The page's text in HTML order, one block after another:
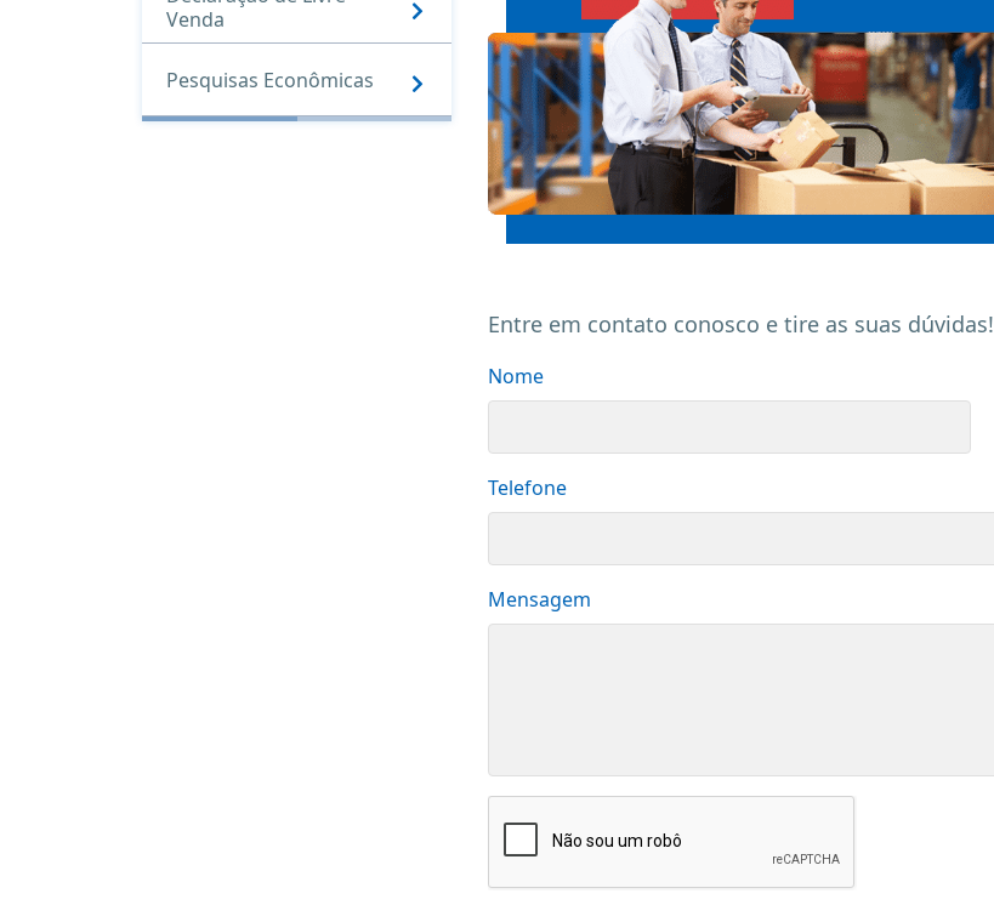
Venda
Pesquisas Econômicas
Entre em contato conosco e tire as suas dúvidas!
Nome
Telefone
Mensagem